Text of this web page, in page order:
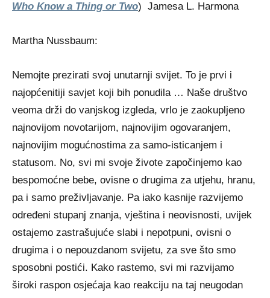
Who Know a Thing or Two) Jamesa L. Harmona
Martha Nussbaum:
Nemojte prezirati svoj unutarnji svijet. To je prvi i
najopćenitiji savjet koji bih ponudila … Naše društvo
veoma drži do vanjskog izgleda, vrlo je zaokupljeno
najnovijom novotarijom, najnovijim ogovaranjem,
najnovijim mogućnostima za samo-isticanjem i
statusom. No, svi mi svoje živote započinjemo kao
bespomoćne bebe, ovisne o drugima za utjehu, hranu,
pa i samo preživljavanje. Pa iako kasnije razvijemo
određeni stupanj znanja, vještina i neovisnosti, uvijek
ostajemo zastrašujuće slabi i nepotpuni, ovisni o
drugima i o nepouzdanom svijetu, za sve što smo
sposobni postići. Kako rastemo, svi mi razvijamo
široki raspon osjećaja kao reakciju na taj neugodan